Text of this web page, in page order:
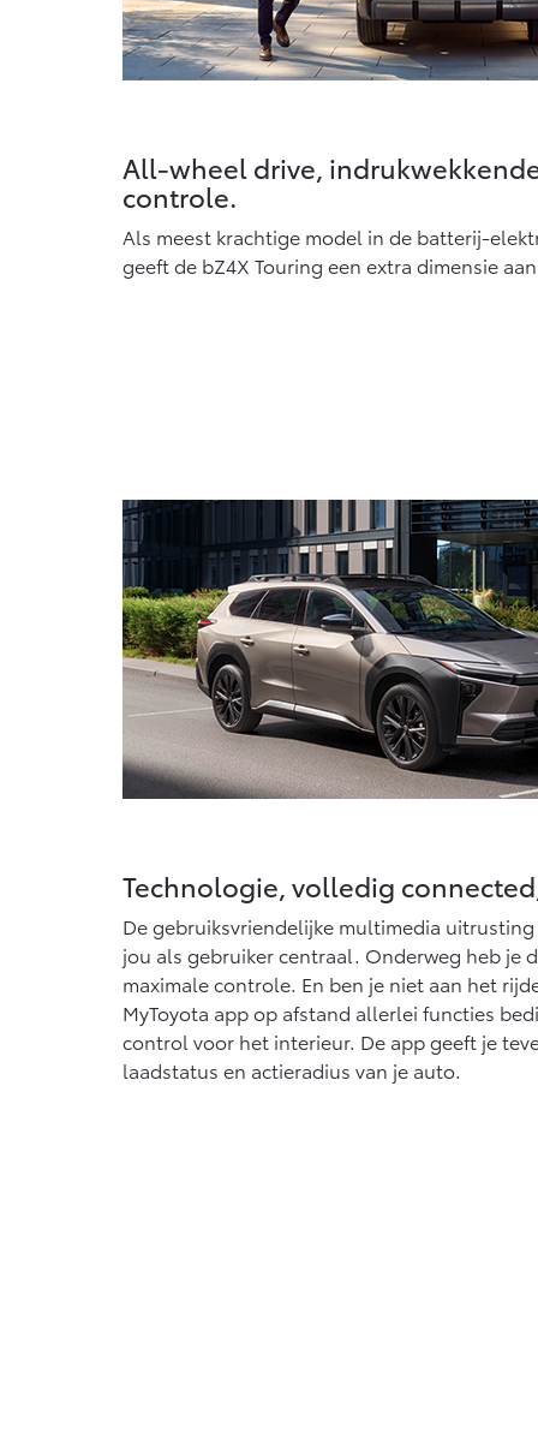
All-wheel drive,
controle.
Als meest krachtige model in de batterij-
geeft de bZ4X Touring een extra dimensie
Technologie, volledig
De gebruiksvriendelijke multimedia
jou als gebruiker centraal. Onderweg heb je
maximale controle. En ben je niet aan het
MyToyota app op afstand allerlei functies
control voor het interieur. De app geeft je
laadstatus en actieradius van je auto.